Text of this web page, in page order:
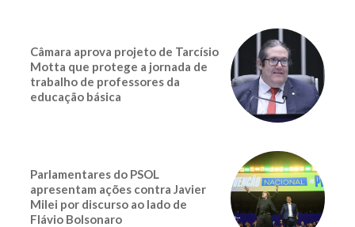
Câmara aprova projeto de Tarcísio
Motta que protege a jornada de
trabalho de professores da
educação básica
Parlamentares do PSOL
apresentam ações contra Javier
Milei por discurso ao lado de
Flávio Bolsonaro